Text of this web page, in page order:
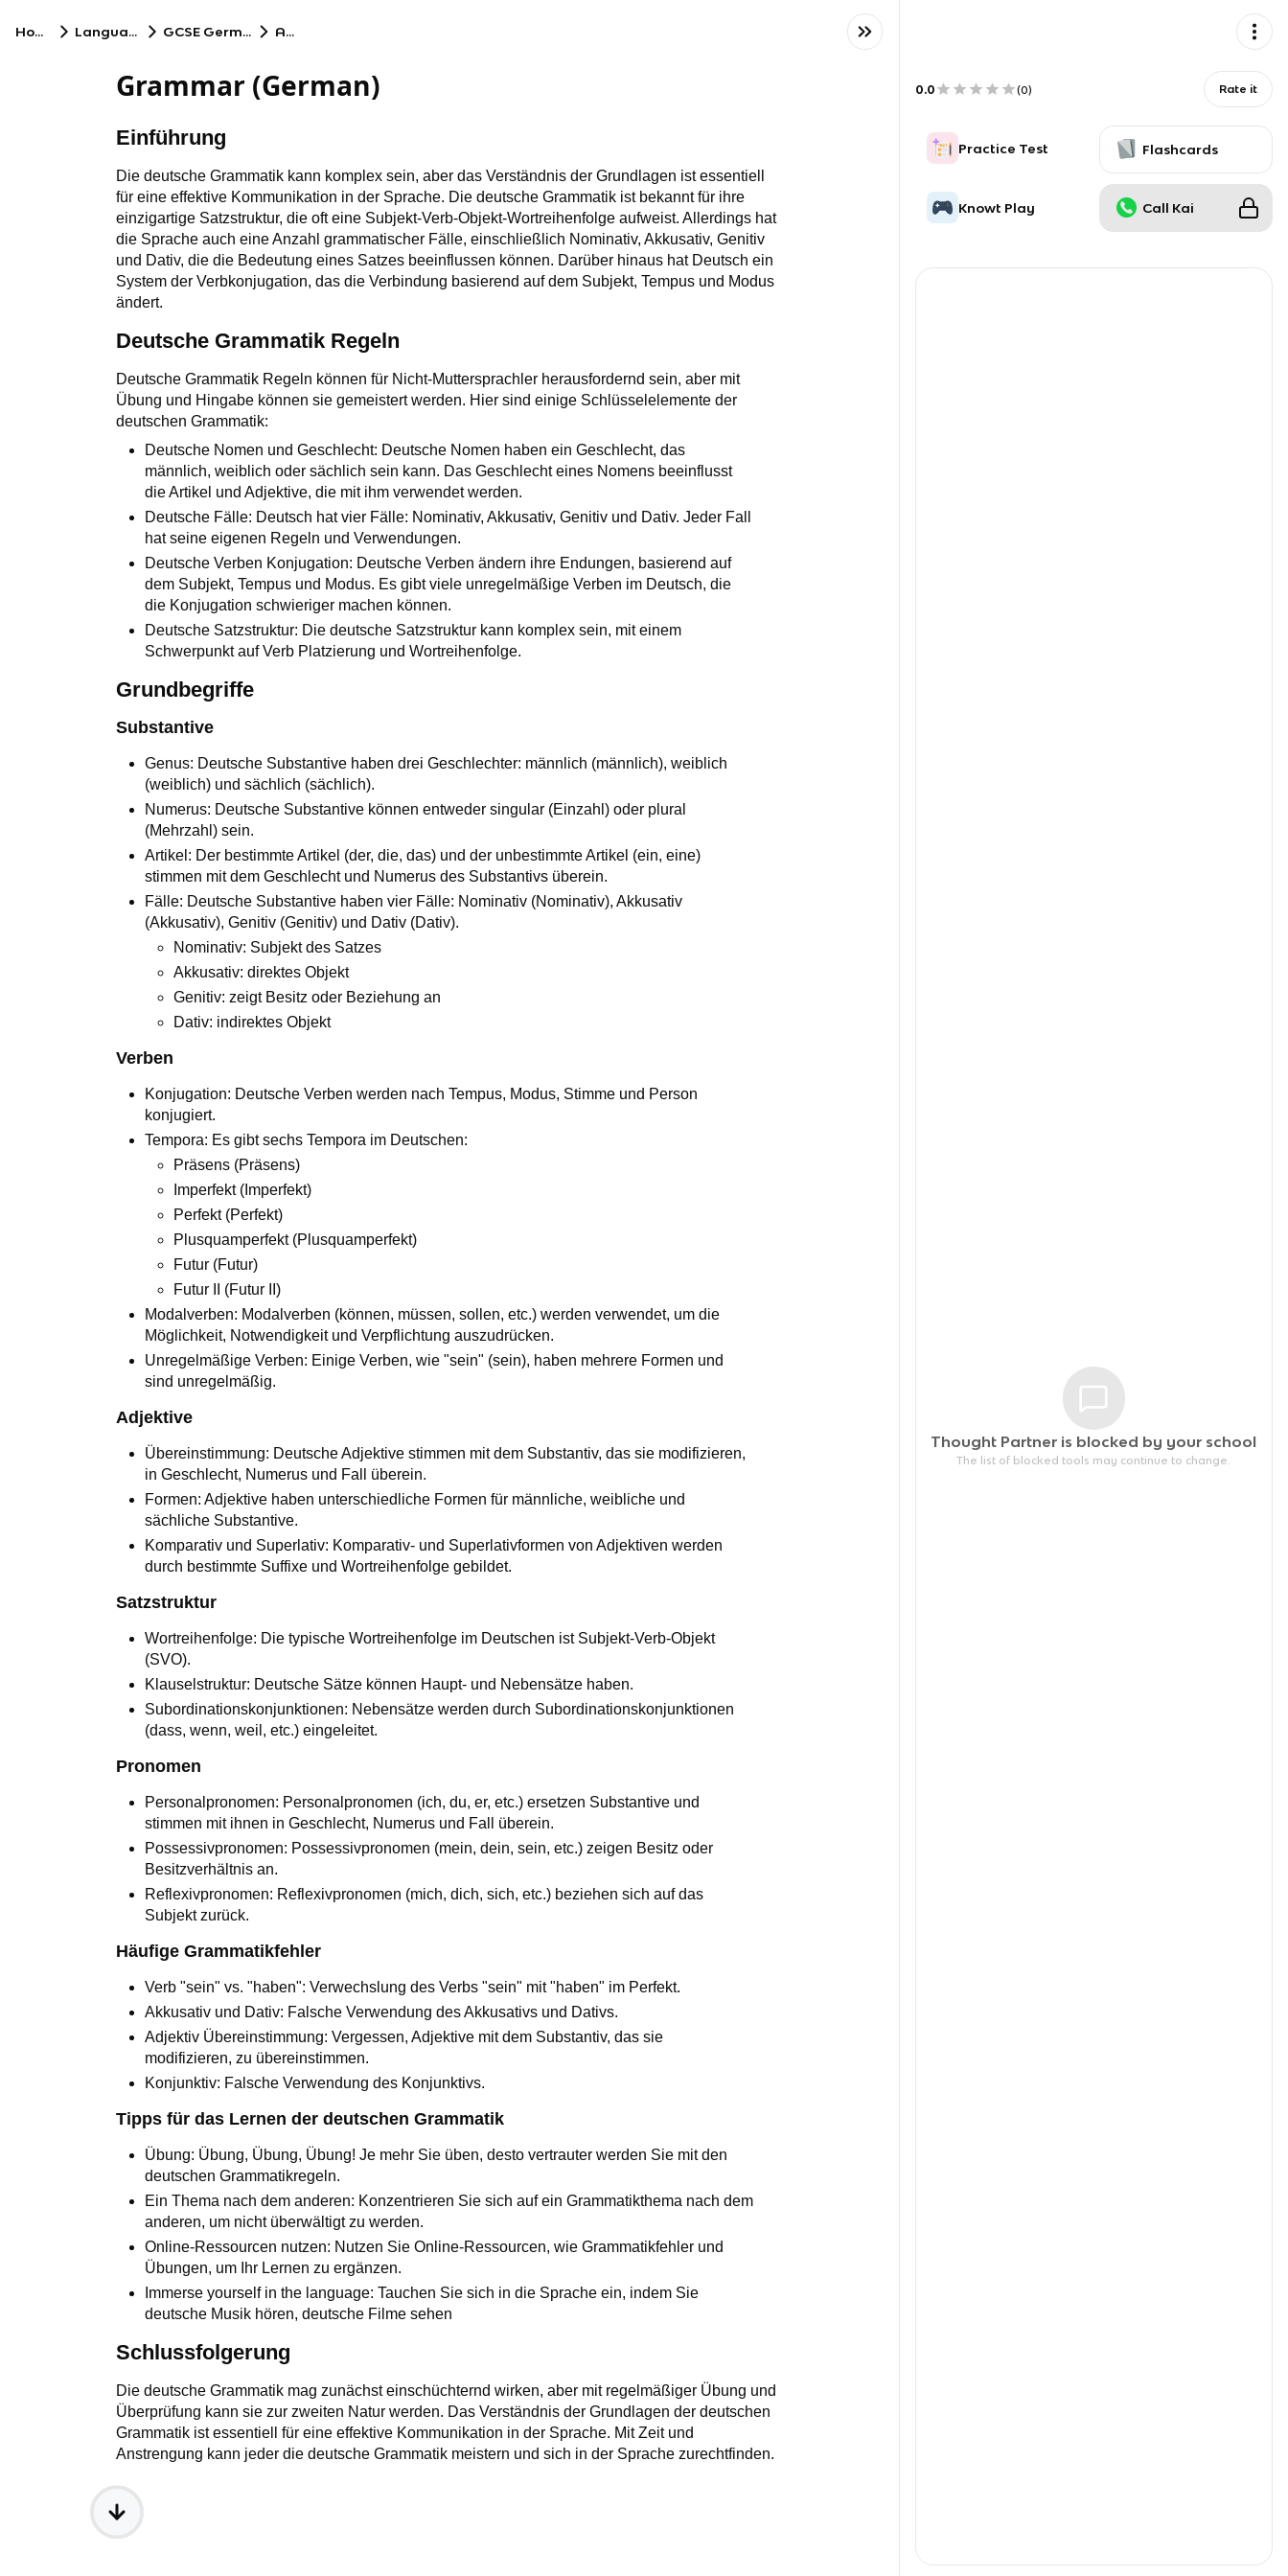
Home Language GCSE German AQA
Grammar (German)
Einführung
Die deutsche Grammatik kann komplex sein, aber das Verständnis der Grundlagen ist essentiell
für eine effektive Kommunikation in der Sprache. Die deutsche Grammatik ist bekannt für ihre
einzigartige Satzstruktur, die oft eine Subjekt-Verb-Objekt-Wortreihenfolge aufweist. Allerdings hat
die Sprache auch eine Anzahl grammatischer Fälle, einschließlich Nominativ, Akkusativ, Genitiv
und Dativ, die die Bedeutung eines Satzes beeinflussen können. Darüber hinaus hat Deutsch ein
System der Verbkonjugation, das die Verbindung basierend auf dem Subjekt, Tempus und Modus
ändert.
Deutsche Grammatik Regeln
Deutsche Grammatik Regeln können für Nicht-Muttersprachler herausfordernd sein, aber mit
Übung und Hingabe können sie gemeistert werden. Hier sind einige Schlüsselelemente der
deutschen Grammatik:
Deutsche Nomen und Geschlecht: Deutsche Nomen haben ein Geschlecht, das
männlich, weiblich oder sächlich sein kann. Das Geschlecht eines Nomens beeinflusst
die Artikel und Adjektive, die mit ihm verwendet werden.
Deutsche Fälle: Deutsch hat vier Fälle: Nominativ, Akkusativ, Genitiv und Dativ. Jeder Fall
hat seine eigenen Regeln und Verwendungen.
Deutsche Verben Konjugation: Deutsche Verben ändern ihre Endungen, basierend auf
dem Subjekt, Tempus und Modus. Es gibt viele unregelmäßige Verben im Deutsch, die
die Konjugation schwieriger machen können.
Deutsche Satzstruktur: Die deutsche Satzstruktur kann komplex sein, mit einem
Schwerpunkt auf Verb Platzierung und Wortreihenfolge.
Grundbegriffe
Substantive
Genus: Deutsche Substantive haben drei Geschlechter: männlich (männlich), weiblich
(weiblich) und sächlich (sächlich).
Numerus: Deutsche Substantive können entweder singular (Einzahl) oder plural
(Mehrzahl) sein.
Artikel: Der bestimmte Artikel (der, die, das) und der unbestimmte Artikel (ein, eine)
stimmen mit dem Geschlecht und Numerus des Substantivs überein.
Fälle: Deutsche Substantive haben vier Fälle: Nominativ (Nominativ), Akkusativ
(Akkusativ), Genitiv (Genitiv) und Dativ (Dativ).
Nominativ: Subjekt des Satzes
Akkusativ: direktes Objekt
Genitiv: zeigt Besitz oder Beziehung an
Dativ: indirektes Objekt
Verben
Konjugation: Deutsche Verben werden nach Tempus, Modus, Stimme und Person
konjugiert.
Tempora: Es gibt sechs Tempora im Deutschen:
Präsens (Präsens)
Imperfekt (Imperfekt)
Perfekt (Perfekt)
Plusquamperfekt (Plusquamperfekt)
Futur (Futur)
Futur II (Futur II)
Modalverben: Modalverben (können, müssen, sollen, etc.) werden verwendet, um die
Möglichkeit, Notwendigkeit und Verpflichtung auszudrücken.
Unregelmäßige Verben: Einige Verben, wie "sein" (sein), haben mehrere Formen und
sind unregelmäßig.
Adjektive
Übereinstimmung: Deutsche Adjektive stimmen mit dem Substantiv, das sie modifizieren,
in Geschlecht, Numerus und Fall überein.
Formen: Adjektive haben unterschiedliche Formen für männliche, weibliche und
sächliche Substantive.
Komparativ und Superlativ: Komparativ- und Superlativformen von Adjektiven werden
durch bestimmte Suffixe und Wortreihenfolge gebildet.
Satzstruktur
Wortreihenfolge: Die typische Wortreihenfolge im Deutschen ist Subjekt-Verb-Objekt
(SVO).
Klauselstruktur: Deutsche Sätze können Haupt- und Nebensätze haben.
Subordinationskonjunktionen: Nebensätze werden durch Subordinationskonjunktionen
(dass, wenn, weil, etc.) eingeleitet.
Pronomen
Personalpronomen: Personalpronomen (ich, du, er, etc.) ersetzen Substantive und
stimmen mit ihnen in Geschlecht, Numerus und Fall überein.
Possessivpronomen: Possessivpronomen (mein, dein, sein, etc.) zeigen Besitz oder
Besitzverhältnis an.
Reflexivpronomen: Reflexivpronomen (mich, dich, sich, etc.) beziehen sich auf das
Subjekt zurück.
Häufige Grammatikfehler
Verb "sein" vs. "haben": Verwechslung des Verbs "sein" mit "haben" im Perfekt.
Akkusativ und Dativ: Falsche Verwendung des Akkusativs und Dativs.
Adjektiv Übereinstimmung: Vergessen, Adjektive mit dem Substantiv, das sie
modifizieren, zu übereinstimmen.
Konjunktiv: Falsche Verwendung des Konjunktivs.
Tipps für das Lernen der deutschen Grammatik
Übung: Übung, Übung, Übung! Je mehr Sie üben, desto vertrauter werden Sie mit den
deutschen Grammatikregeln.
Ein Thema nach dem anderen: Konzentrieren Sie sich auf ein Grammatikthema nach dem
anderen, um nicht überwältigt zu werden.
Online-Ressourcen nutzen: Nutzen Sie Online-Ressourcen, wie Grammatikfehler und
Übungen, um Ihr Lernen zu ergänzen.
Immerse yourself in the language: Tauchen Sie sich in die Sprache ein, indem Sie
deutsche Musik hören, deutsche Filme sehen
Schlussfolgerung
Die deutsche Grammatik mag zunächst einschüchternd wirken, aber mit regelmäßiger Übung und
Überprüfung kann sie zur zweiten Natur werden. Das Verständnis der Grundlagen der deutschen
Grammatik ist essentiell für eine effektive Kommunikation in der Sprache. Mit Zeit und
Anstrengung kann jeder die deutsche Grammatik meistern und sich in der Sprache zurechtfinden.
0.0 (0) Rate it
Practice Test Flashcards
Knowt Play Call Kai
Thought Partner is blocked by your school
The list of blocked tools may continue to change.